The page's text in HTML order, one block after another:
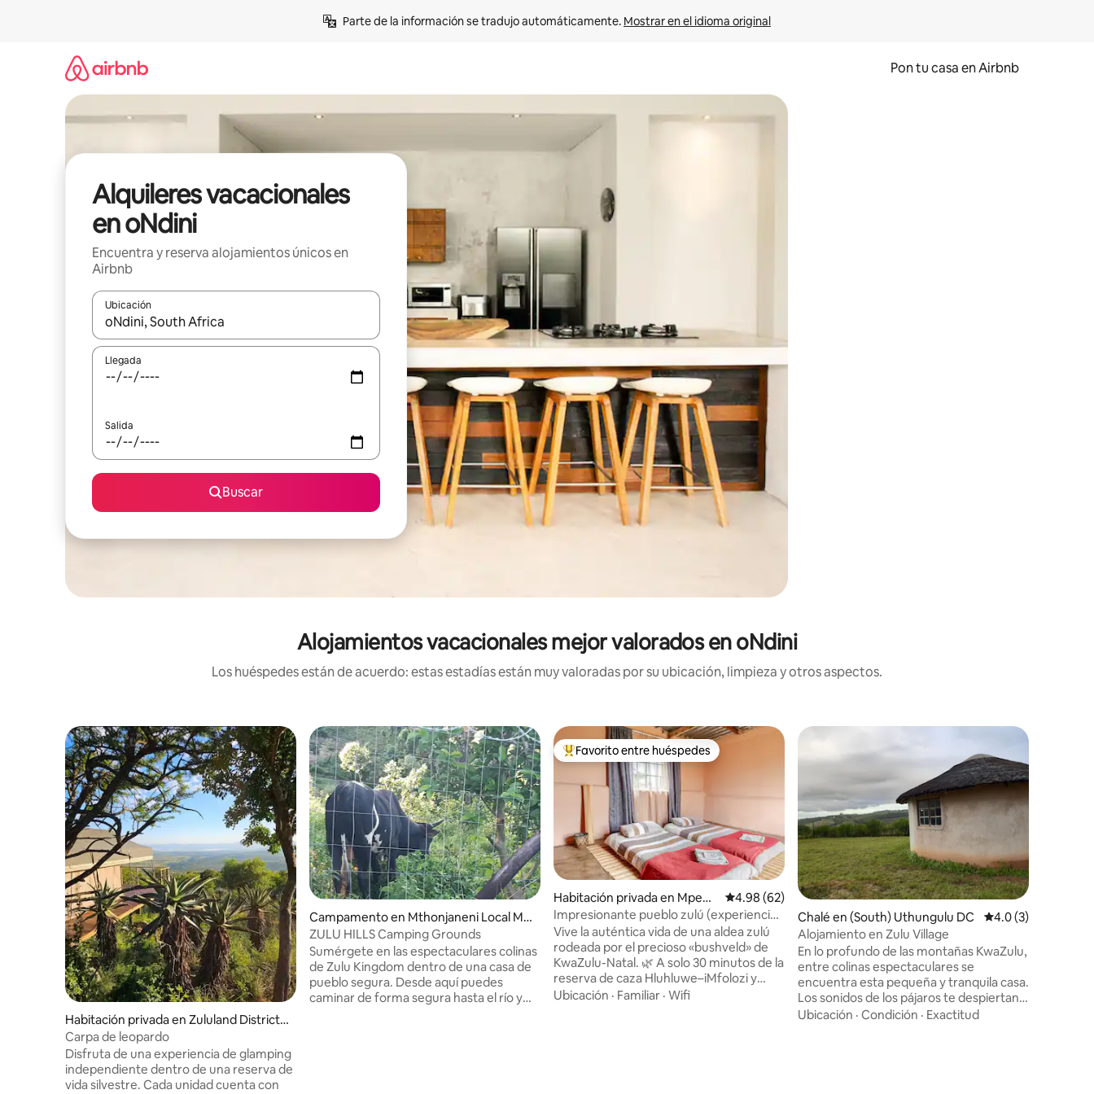
Parte de la información se tradujo automáticamente. Mostrar en el idioma original
Pon tu casa en Airbnb
Alquileres vacacionales
en oNdini
Encuentra y reserva alojamientos únicos en
Airbnb
Ubicación
Cuando los resultados estén disponibles, navega con las teclas de flecha hacia arriba y hacia abajo o explora con el tacto o desliza el dedo.
Llegada
Salida
Buscar
Alojamientos vacacionales mejor valorados en oNdini
Los huéspedes están de acuerdo: estas estadías están muy valoradas por su ubicación, limpieza y otros aspectos.
Habitación privada en Zululand District
Municipality
Carpa de leopardo
Disfruta de una experiencia de glamping
independiente dentro de una reserva de
vida silvestre. Cada unidad cuenta con
Campamento en Mthonjaneni Local Mu
nicipality
ZULU HILLS Camping Grounds
Sumérgete en las espectaculares colinas
de Zulu Kingdom dentro de una casa de
pueblo segura. Desde aquí puedes
caminar de forma segura hasta el río y
Favorito entre huéspedes preferido
Favorito entre huéspedes
Habitación privada en Mpem
bheni
Calificación promedio: 4.98 de 5, 62 reseñas
4.98 (62)
Impresionante pueblo zulú (experiencia
original en el pueblo)
Vive la auténtica vida de una aldea zulú
rodeada por el precioso «bushveld» de
KwaZulu-Natal. 🌿 A solo 30 minutos de la
reserva de caza Hluhluwe–iMfolozi y
cerca del parque de los humedales
Ubicación · Familiar · Wifi
Chalé en (South) Uthungulu DC Calificación
4.0 (3)
Alojamiento en Zulu Village
En lo profundo de las montañas KwaZulu,
entre colinas espectaculares se
encuentra esta pequeña y tranquila casa.
Los sonidos de los pájaros te despiertan
por la mañana y las espectaculares
Ubicación · Condición · Exactitud